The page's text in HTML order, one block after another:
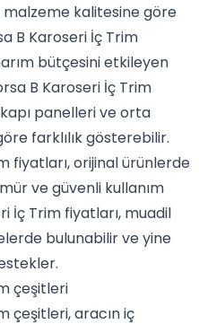
malzeme kalitesine göre
B Karoseri İç Trim
bütçesini etkileyen
B Karoseri İç Trim
panelleri ve orta
farklılık gösterebilir.
fiyatları, orijinal ürünlerde
ve güvenli kullanım
İç Trim fiyatları, muadil
bulunabilir ve yine
çeşitleri
çeşitleri, aracın iç